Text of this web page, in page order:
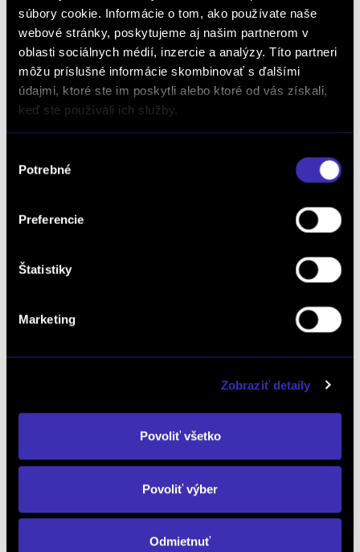
súbory cookie. Informácie o tom, ako používate naše
webové stránky, poskytujeme aj našim partnerom v
oblasti sociálnych médií, inzercie a analýzy. Títo partneri
môžu príslušné informácie skombinovať s ďalšími
údajmi, ktoré ste im poskytli alebo ktoré od vás získali,
keď ste používali ich služby.
súhlasu
Potrebné
Preferencie
Štatistiky
Marketing
Zobraziť detaily
Povoliť všetko
Povoliť výber
Odmietnuť
19 990 €s DPH
16 252 € bez DPH
DETAIL
Objednať testovaciu jazdu
Objednať náhradný diel
a príslušenstvo
Kalkulácia financovania